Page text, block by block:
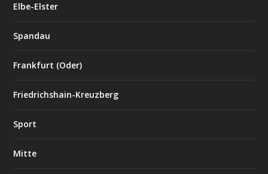
Elbe-Elster
Spandau
Frankfurt (Oder)
Friedrichshain-Kreuzberg
Sport
Mitte